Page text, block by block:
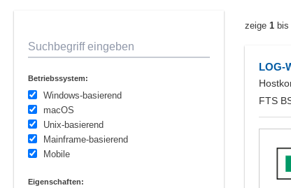
zeige 1 bis
LOG-
FTS
Suchbegriff eingeben
Betriebssystem:
Windows-basierend
macOS
Unix-basierend
Mainframe-basierend
Mobile
Eigenschaften: